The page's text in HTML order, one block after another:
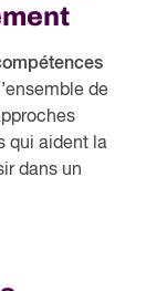
de
qui aident la
dans un